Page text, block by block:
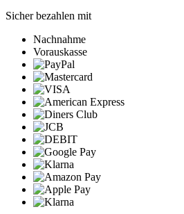
Sicher bezahlen mit
Nachnahme
Vorauskasse